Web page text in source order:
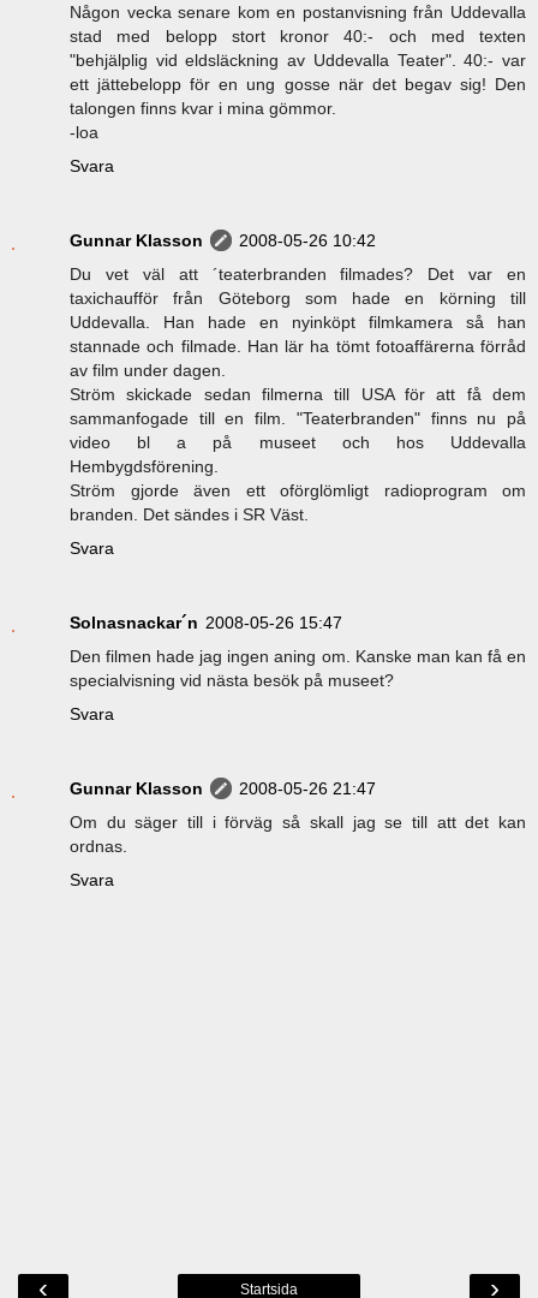
Någon vecka senare kom en postanvisning från Uddevalla
stad med belopp stort kronor 40:- och med texten
"behjälplig vid eldsläckning av Uddevalla Teater". 40:- var
ett jättebelopp för en ung gosse när det begav sig! Den
talongen finns kvar i mina gömmor.
-loa
Svara
Gunnar Klasson
2008-05-26 10:42
Du vet väl att ´teaterbranden filmades? Det var en
taxichaufför från Göteborg som hade en körning till
Uddevalla. Han hade en nyinköpt filmkamera så han
stannade och filmade. Han lär ha tömt fotoaffärerna förråd
av film under dagen.
Ström skickade sedan filmerna till USA för att få dem
sammanfogade till en film. "Teaterbranden" finns nu på
video bl a på museet och hos Uddevalla
Hembygdsförening.
Ström gjorde även ett oförglömligt radioprogram om
branden. Det sändes i SR Väst.
Svara
Solnasnackar´n 2008-05-26 15:47
Den filmen hade jag ingen aning om. Kanske man kan få en
specialvisning vid nästa besök på museet?
Svara
Gunnar Klasson
2008-05-26 21:47
Om du säger till i förväg så skall jag se till att det kan
ordnas.
Svara
‹ ›
Startsida